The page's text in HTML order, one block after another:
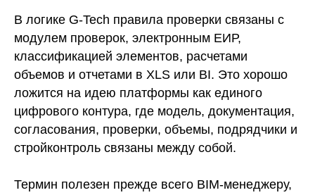
В логике G-Tech правила проверки связаны с
модулем проверок, электронным ЕИР,
классификацией элементов, расчетами
объемов и отчетами в XLS или BI. Это хорошо
ложится на идею платформы как единого
цифрового контура, где модель, документация,
согласования, проверки, объемы, подрядчики и
стройконтроль связаны между собой.
Термин полезен прежде всего BIM-менеджеру,